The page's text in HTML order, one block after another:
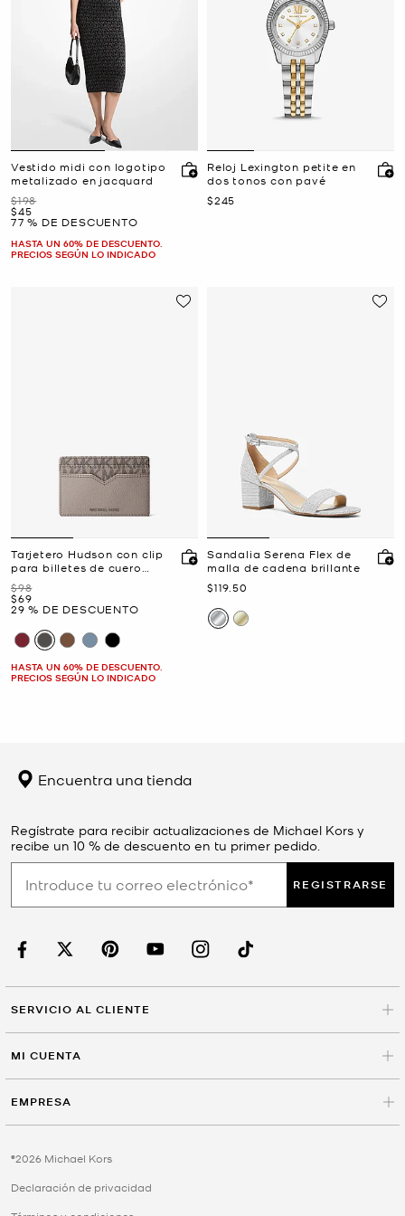
Vestido midi con logotipo
metalizado en jacquard
Era
$198
Ahora
$45
77 % DE DESCUENTO
HASTA UN 60% DE DESCUENTO.
PRECIOS SEGÚN LO INDICADO
Reloj Lexington petite en
dos tonos con pavé
Ahora
$245
Tarjetero Hudson con clip
para billetes de cuero
granulado con logotipo de
la marca
Era
$98
Ahora
$69
29 % DE DESCUENTO
HASTA UN 60% DE DESCUENTO.
PRECIOS SEGÚN LO INDICADO
Sandalia Serena Flex de
malla de cadena brillante
Ahora
$119.50
Encuentra una tienda
Regístrate para recibir actualizaciones de Michael Kors y
recibe un 10 % de descuento en tu primer pedido.
REGISTRARSE
SERVICIO AL CLIENTE
MI CUENTA
EMPRESA
©2026 Michael Kors
Declaración de privacidad